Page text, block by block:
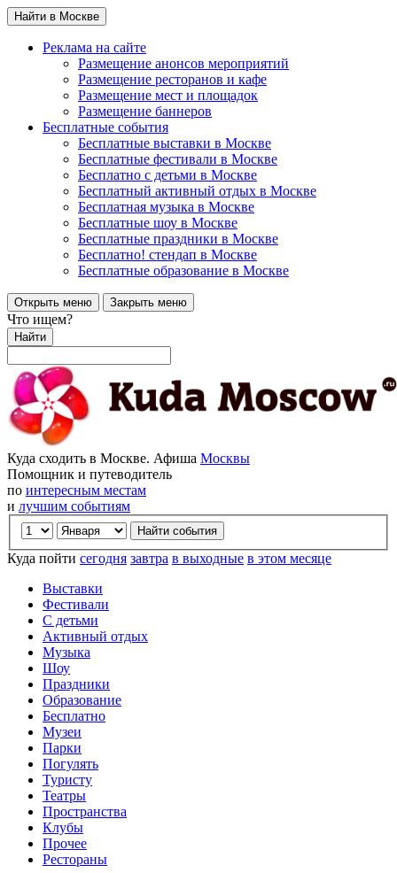
Найти в Москве
Реклама на сайте
Размещение анонсов мероприятий
Размещение ресторанов и кафе
Размещение мест и площадок
Размещение баннеров
Бесплатные события
Бесплатные выставки в Москве
Бесплатные фестивали в Москве
Бесплатно с детьми в Москве
Бесплатный активный отдых в Москве
Бесплатная музыка в Москве
Бесплатные шоу в Москве
Бесплатные праздники в Москве
Бесплатно! стендап в Москве
Бесплатные образование в Москве
Открыть меню Закрыть меню
Что ищем?
Найти
Куда сходить в Москве. Афиша Москвы
Помощник и путеводитель
по интересным местам
и лучшим событиям
Куда пойти сегодня завтра в выходные в этом месяце
Выставки
Фестивали
С детьми
Активный отдых
Музыка
Шоу
Праздники
Образование
Бесплатно
Музеи
Парки
Погулять
Туристу
Театры
Пространства
Клубы
Прочее
Рестораны